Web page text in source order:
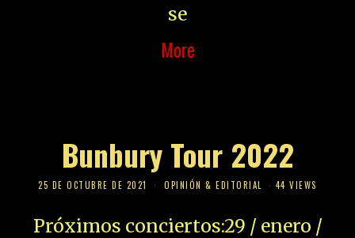
se
More
Bunbury Tour 2022
25 DE OCTUBRE DE 2021 OPINIÓN & EDITORIAL 44 VIEWS
Próximos conciertos:29 / enero /